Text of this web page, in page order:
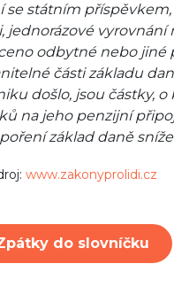
státním
odbytné nebo
části základu
došlo, jsou částky,
na jeho penzijní
základ daně
www.zakonyprolidi.cz
do slovníčku